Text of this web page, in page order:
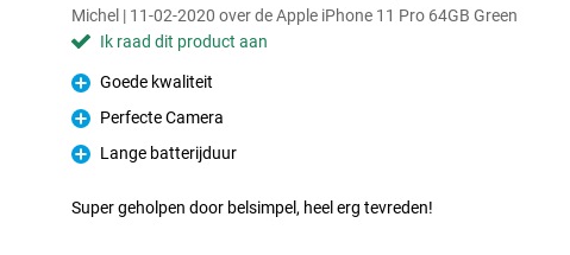
Michel | 11-02-2020 over de Apple iPhone 11 Pro 64GB Green
Ik raad dit product aan
Pluspunt
Goede kwaliteit
Pluspunt
Perfecte Camera
Pluspunt
Lange batterijduur
Super geholpen door belsimpel, heel erg tevreden!